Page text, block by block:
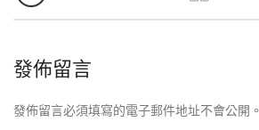
發佈留言
發佈留言必須填寫的電子郵件地址不會公開。